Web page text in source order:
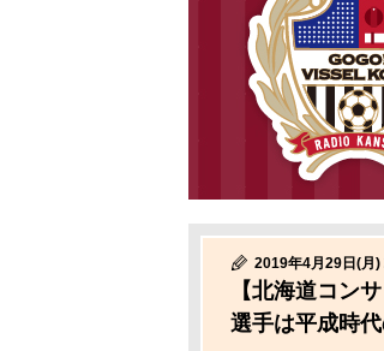
2019年4月29日(月
【北海道コン
選手は平成時代